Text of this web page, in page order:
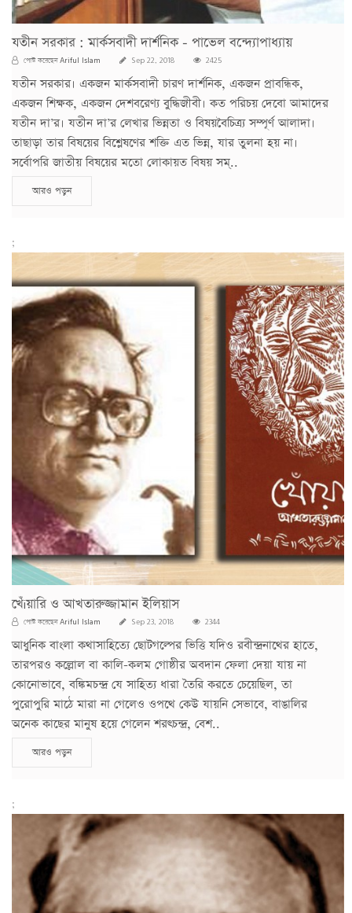
যতীন সরকার : মার্কসবাদী দার্শনিক - পাভেল বন্দ্যোপাধ্যায়
পোস্ট করেছেনAriful Islam Sep 22, 2018 2425
যতীন সরকার। একজন মার্কসবাদী চারণ দার্শনিক, একজন প্রাবন্ধিক,
একজন শিক্ষক, একজন দেশবরেণ্য বুদ্ধিজীবী। কত পরিচয় দেবো আমাদের
যতীন দা’র। যতীন দা’র লেখার ভিন্নতা ও বিষয়বৈচিত্র্য সম্পূর্ণ আলাদা।
তাছাড়া তার বিষয়ের বিশ্লেষণের শক্তি এত ভিন্ন, যার তুলনা হয় না।
সর্বোপরি জাতীয় বিষয়ের মতো লোকায়ত বিষয় সম্..
আরও পড়ুন
;
খেঁiয়ারি ও আখতারুজ্জামান ইলিয়াস
পোস্ট করেছেনAriful Islam Sep 23, 2018 2344
আধুনিক বাংলা কথাসাহিত্যে ছোটগল্পের ভিত্তি যদিও রবীন্দ্রনাথের হাতে,
তারপরও কল্লোল বা কালি-কলম গোষ্ঠীর অবদান ফেলা দেয়া যায় না
কোনোভাবে, বঙ্কিমচন্দ্র যে সাহিত্য ধারা তৈরি করতে চেয়েছিল, তা
পুরোপুরি মাঠে মারা না গেলেও ওপথে কেউ যায়নি সেভাবে, বাঙালির
অনেক কাছের মানুষ হয়ে গেলেন শরৎচন্দ্র, বেশ..
আরও পড়ুন
;